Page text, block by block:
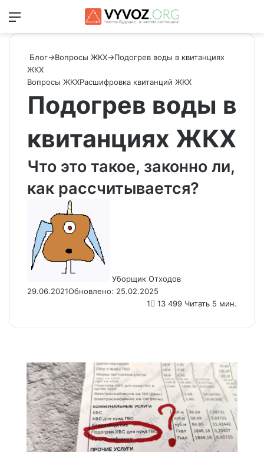
Меню
Блог→Вопросы ЖКХ→Подогрев воды в квитанциях
ЖКХ
Вопросы ЖКХРасшифровка квитанций ЖКХ
Подогрев воды в
квитанциях ЖКХ
Что это такое, законно ли,
как рассчитывается?
Уборщик Отходов
29.06.2021Обновлено: 25.02.2025
1
13 499 Читать 5 мин.